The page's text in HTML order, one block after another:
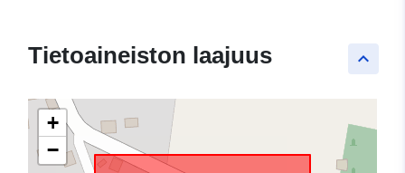
keyboard_arrow_up
Tietoaineiston laajuus
+
−